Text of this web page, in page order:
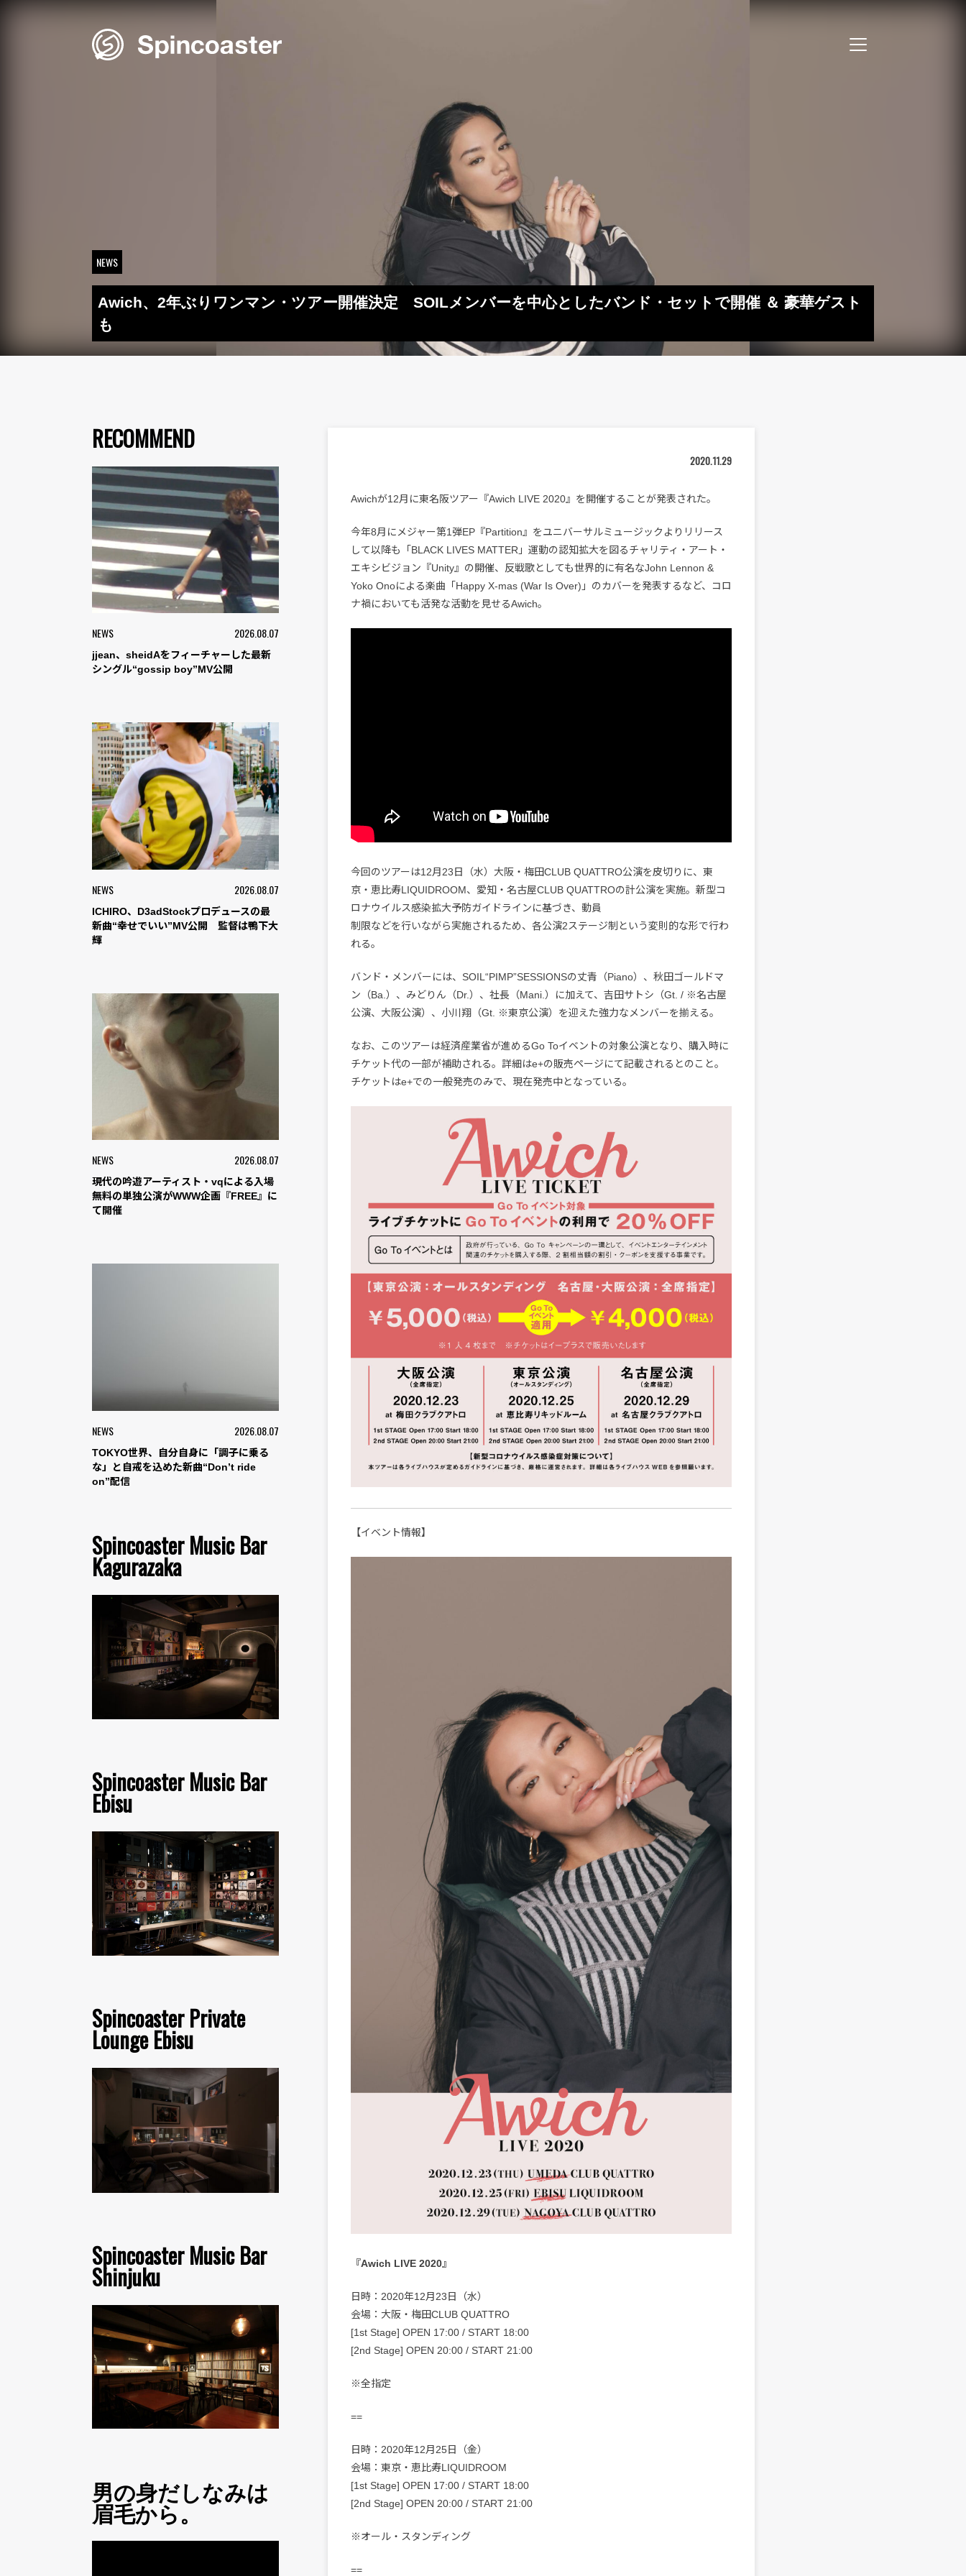
NEWS
Awich、2年ぶりワンマン・ツアー開催決定 SOILメンバーを中心としたバンド・セットで開催 ＆ 豪華ゲスト
も
RECOMMEND
NEWS 2026.08.07
jjean、sheidAをフィーチャーした最新
シングル“gossip boy”MV公開
NEWS 2026.08.07
ICHIRO、D3adStockプロデュースの最
新曲“幸せでいい”MV公開 監督は鴨下大
輝
NEWS 2026.08.07
現代の吟遊アーティスト・vqによる入場
無料の単独公演がWWW企画『FREE』に
て開催
NEWS 2026.08.07
TOKYO世界、自分自身に「調子に乗る
な」と自戒を込めた新曲“Don’t ride
on”配信
Spincoaster Music Bar
Kagurazaka
Spincoaster Music Bar
Ebisu
Spincoaster Private
Lounge Ebisu
Spincoaster Music Bar
Shinjuku
男の身だしなみは
眉毛から。
2020.11.29
Awichが12月に東名阪ツアー『Awich LIVE 2020』を開催することが発表された。
今年8月にメジャー第1弾EP『Partition』をユニバーサルミュージックよりリリース
して以降も「BLACK LIVES MATTER」運動の認知拡大を図るチャリティ・アート・
エキシビジョン『Unity』の開催、反戦歌としても世界的に有名なJohn Lennon &
Yoko Onoによる楽曲「Happy X-mas (War Is Over)」のカバーを発表するなど、コロ
ナ禍においても活発な活動を見せるAwich。
今回のツアーは12月23日（水）大阪・梅田CLUB QUATTRO公演を皮切りに、東
京・恵比寿LIQUIDROOM、愛知・名古屋CLUB QUATTROの計公演を実施。新型コ
ロナウイルス感染拡大予防ガイドラインに基づき、動員
制限などを行いながら実施されるため、各公演2ステージ制という変則的な形で行わ
れる。
バンド・メンバーには、SOIL“PIMP”SESSIONSの丈青（Piano）、秋田ゴールドマ
ン（Ba.）、みどりん（Dr.）、社長（Mani.）に加えて、吉田サトシ（Gt. / ※名古屋
公演、大阪公演）、小川翔（Gt. ※東京公演）を迎えた強力なメンバーを揃える。
なお、このツアーは経済産業省が進めるGo Toイベントの対象公演となり、購入時に
チケット代の一部が補助される。詳細はe+の販売ページにて記載されるとのこと。
チケットはe+での一般発売のみで、現在発売中となっている。
【イベント情報】
『Awich LIVE 2020』
日時：2020年12月23日（水）
会場：大阪・梅田CLUB QUATTRO
[1st Stage] OPEN 17:00 / START 18:00
[2nd Stage] OPEN 20:00 / START 21:00
※全指定
==
日時：2020年12月25日（金）
会場：東京・恵比寿LIQUIDROOM
[1st Stage] OPEN 17:00 / START 18:00
[2nd Stage] OPEN 20:00 / START 21:00
※オール・スタンディング
==